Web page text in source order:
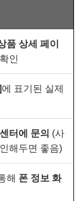
품 상세 페이
인
에 표기된 실제
터에 문의 (사
해두면 좋음)
해 폰 정보 화